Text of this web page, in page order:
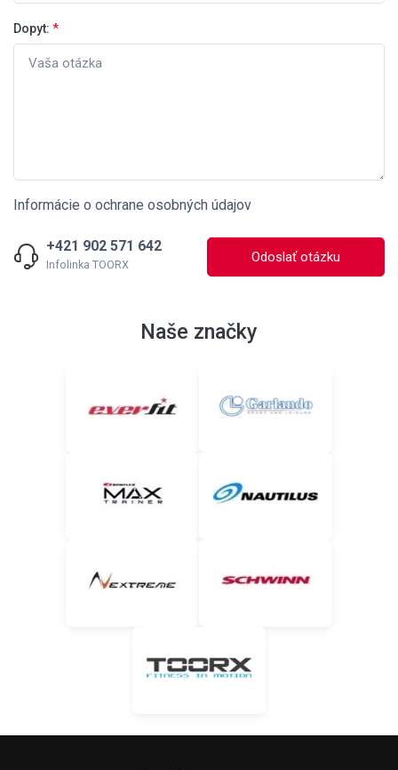
Dopyt: *
Informácie o ochrane osobných údajov
+421 902 571 642
Infolinka TOORX Odoslať otázku
Naše značky